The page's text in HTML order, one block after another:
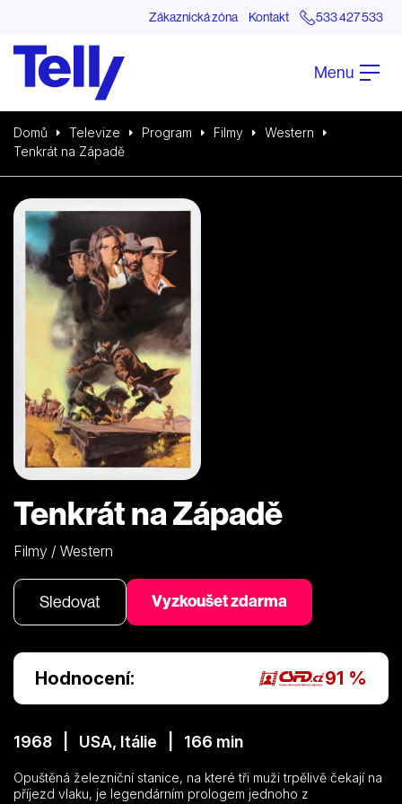
Zákaznická zóna Kontakt 533 427 533
Menu
Domů Televize Program Filmy
Western
Tenkrát na Západě
Tenkrát na Západě
Filmy / Western
Sledovat Vyzkoušet zdarma
Hodnocení: 91 %
1968 | USA, Itálie | 166 min
Opuštěná železniční stanice, na které tři muži trpělivě čekají na
příjezd vlaku, je legendárním prologem jednoho z